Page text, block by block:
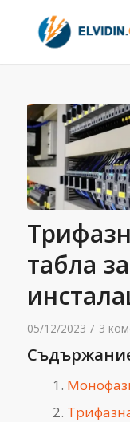
табла
05/12/2023 / 3